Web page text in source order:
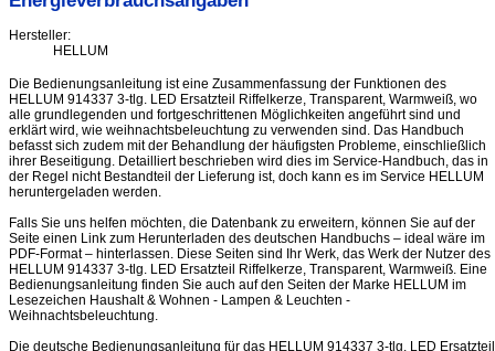
Hersteller:
HELLUM
Die Bedienungsanleitung ist eine Zusammenfassung der Funktionen des
HELLUM 914337 3-tlg. LED Ersatzteil Riffelkerze, Transparent, Warmweiß, wo
alle grundlegenden und fortgeschrittenen Möglichkeiten angeführt sind und
erklärt wird, wie weihnachtsbeleuchtung zu verwenden sind. Das Handbuch
befasst sich zudem mit der Behandlung der häufigsten Probleme, einschließlich
ihrer Beseitigung. Detailliert beschrieben wird dies im Service-Handbuch, das in
der Regel nicht Bestandteil der Lieferung ist, doch kann es im Service HELLUM
heruntergeladen werden.
Falls Sie uns helfen möchten, die Datenbank zu erweitern, können Sie auf der
Seite einen Link zum Herunterladen des deutschen Handbuchs – ideal wäre im
PDF-Format – hinterlassen. Diese Seiten sind Ihr Werk, das Werk der Nutzer des
HELLUM 914337 3-tlg. LED Ersatzteil Riffelkerze, Transparent, Warmweiß. Eine
Bedienungsanleitung finden Sie auch auf den Seiten der Marke HELLUM im
Lesezeichen Haushalt & Wohnen - Lampen & Leuchten -
Weihnachtsbeleuchtung.
Die deutsche Bedienungsanleitung für das HELLUM 914337 3-tlg. LED Ersatzteil